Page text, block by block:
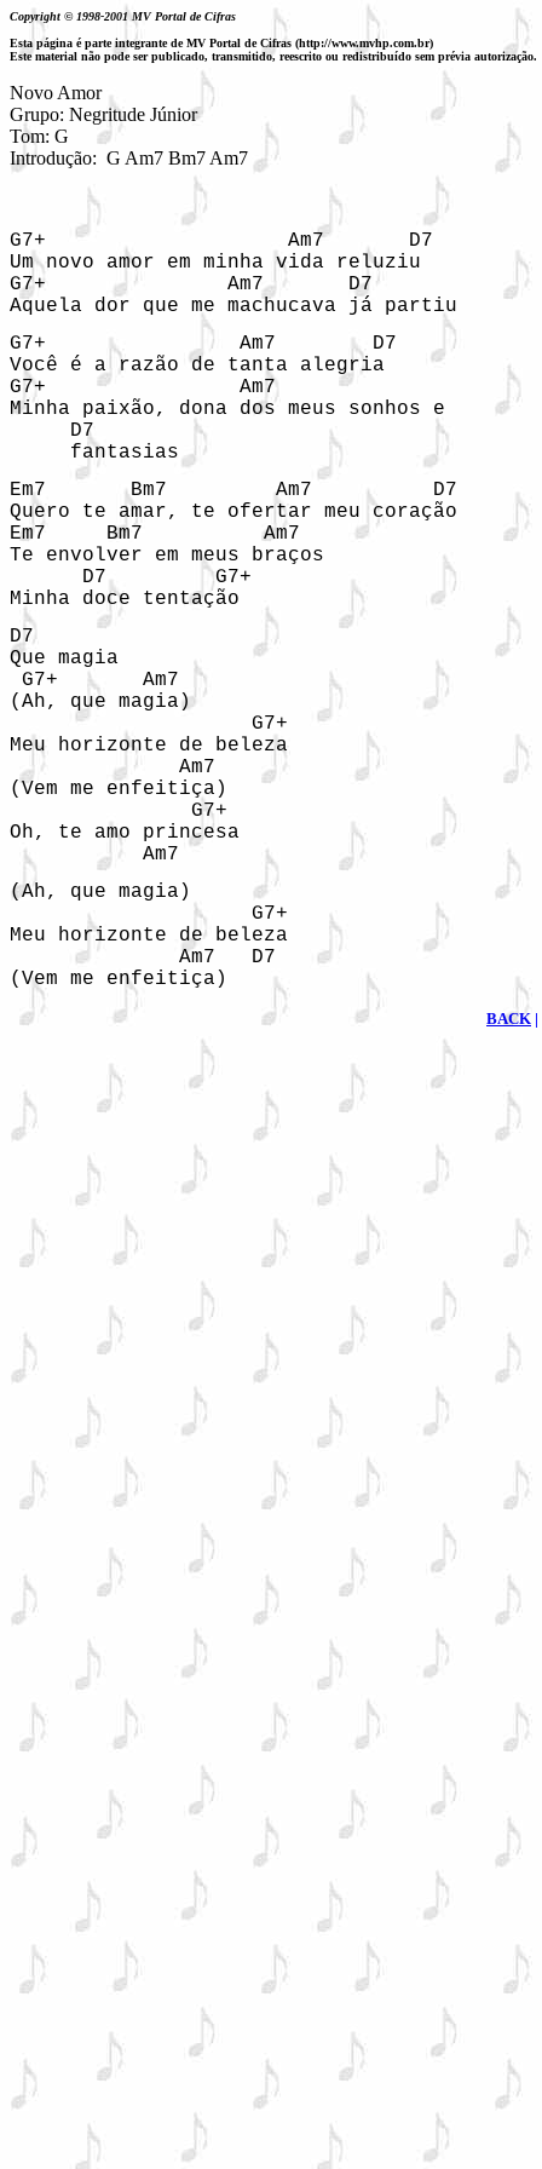
Copyright © 1998-2001 MV Portal de Cifras
Esta página é parte integrante de MV Portal de Cifras (http://www.mvhp.com.br)
Este material não pode ser publicado, transmitido, reescrito ou redistribuído sem prévia autorização.
Novo Amor
Grupo: Negritude Júnior
Tom: G
Introdução: G Am7 Bm7 Am7
G7+                    Am7       D7
Um novo amor em minha vida reluziu
G7+               Am7       D7
Aquela dor que me machucava já partiu
G7+                Am7        D7
Você é a razão de tanta alegria
G7+                Am7
Minha paixão, dona dos meus sonhos e
     D7
     fantasias
Em7       Bm7         Am7          D7
Quero te amar, te ofertar meu coração
Em7     Bm7          Am7
Te envolver em meus braços
      D7         G7+
Minha doce tentação
D7
Que magia
G7+       Am7
(Ah, que magia)
                    G7+
Meu horizonte de beleza
              Am7
(Vem me enfeitiça)
               G7+
Oh, te amo princesa
           Am7
(Ah, que magia)
                    G7+
Meu horizonte de beleza
              Am7   D7
(Vem me enfeitiça)
BACK |